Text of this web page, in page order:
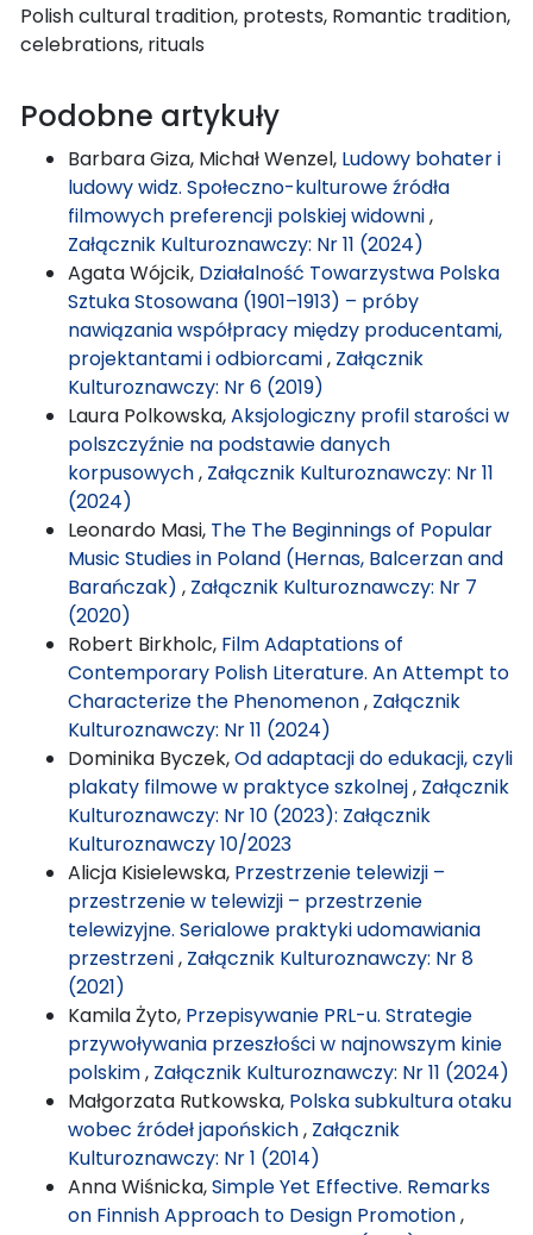
Polish cultural tradition, protests, Romantic tradition,
celebrations, rituals
Podobne artykuły
Barbara Giza, Michał Wenzel, Ludowy bohater i
ludowy widz. Społeczno-kulturowe źródła
filmowych preferencji polskiej widowni,
Załącznik Kulturoznawczy: Nr 11 (2024)
Agata Wójcik, Działalność Towarzystwa Polska
Sztuka Stosowana (1901–1913) – próby
nawiązania współpracy między producentami,
projektantami i odbiorcami, Załącznik
Kulturoznawczy: Nr 6 (2019)
Laura Polkowska,Aksjologiczny profil starości w
polszczyźnie na podstawie danych
korpusowych, Załącznik Kulturoznawczy: Nr 11
(2024)
Leonardo Masi, The The Beginnings of Popular
Music Studies in Poland (Hernas, Balcerzan and
Barańczak) , Załącznik Kulturoznawczy: Nr 7
(2020)
Robert Birkholc, Film Adaptations of
Contemporary Polish Literature. An Attempt to
Characterize the Phenomenon, Załącznik
Kulturoznawczy: Nr 11 (2024)
Dominika Byczek,Od adaptacji do edukacji, czyli
plakaty filmowe w praktyce szkolnej, Załącznik
Kulturoznawczy: Nr 10 (2023): Załącznik
Kulturoznawczy 10/2023
Alicja Kisielewska, Przestrzenie telewizji –
przestrzenie w telewizji – przestrzenie
telewizyjne. Serialowe praktyki udomawiania
przestrzeni, Załącznik Kulturoznawczy: Nr 8
(2021)
Kamila Żyto, Przepisywanie PRL-u. Strategie
przywoływania przeszłości w najnowszym kinie
polskim, Załącznik Kulturoznawczy: Nr 11 (2024)
Małgorzata Rutkowska, Polska subkultura otaku
wobec źródeł japońskich, Załącznik
Kulturoznawczy: Nr 1 (2014)
Anna Wiśnicka,Simple Yet Effective. Remarks
on Finnish Approach to Design Promotion,